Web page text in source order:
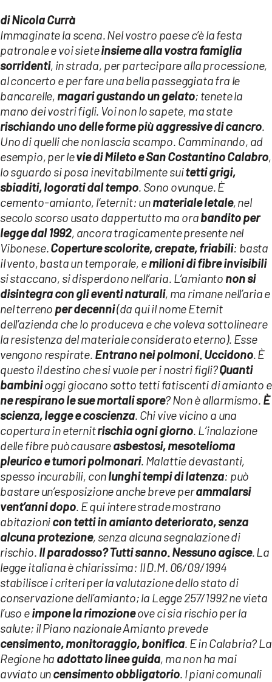
App
ANDROID
APPLE
di Nicola Currà
Immaginate la scena. Nel vostro paese c’è la festa
patronale e voi sieteinsieme alla vostra famiglia
sorridenti, in strada, per partecipare alla processione,
al concerto e per fare una bella passeggiata fra le
bancarelle, magari gustando un gelato; tenete la
mano dei vostri figli. Voi non lo sapete, ma state
rischiando uno delle forme più aggressive di cancro
Uno di quelli che non lascia scampo. Camminando, ad
esempio, per levie di Mileto e San Costantino Calabro,
lo sguardo si posa inevitabilmente suitetti grigi,
sbiaditi, logorati dal tempo . Sono ovunque. È
cemento-amianto, l’eternit: unmateriale letale, nel
secolo scorso usato dappertutto ma orabandito per
legge dal 1992, ancora tragicamente presente nel
Vibonese. Coperture scolorite, crepate, friabili: basta
il vento, basta un temporale, emilioni di fibre invisibili
si staccano, si disperdono nell’aria. L’amianto non si
disintegra con gli eventi naturali, ma rimane nell’aria e
nel terreno per decenni(da qui il nome Eternit
dell’azienda che lo produceva e che voleva sottolineare
la resistenza del materiale considerato eterno). Esse
vengono respirate. Entrano nei polmoni. Uccidono. È
questo il destino che si vuole per i nostri figli?Quanti
bambinioggi giocano sotto tetti fatiscenti di amianto e
ne respirano le sue mortali spore? Non è allarmismo. È
scienza, legge e coscienza . Chi vive vicino a una
copertura in eternitrischia ogni giorno . L’inalazione
delle fibre può causareasbestosi, mesotelioma
pleurico e tumori polmonari. Malattie devastanti,
spesso incurabili, conlunghi tempi di latenza: può
bastare un’esposizione anche breve perammalarsi
vent’anni dopo . E qui intere strade mostrano
abitazionicon tetti in amianto deteriorato, senza
alcuna protezione, senza alcuna segnalazione di
rischio. Il paradosso? Tutti sanno. Nessuno agisce. La
legge italiana è chiarissima: Il D.M. 06/09/1994
stabilisce i criteri per la valutazione dello stato di
conservazione dell’amianto; la Legge 257/1992 ne vieta
l’uso eimpone la rimozioneove ci sia rischio per la
salute; il Piano nazionale Amianto prevede
censimento, monitoraggio, bonifica . E in Calabria? La
Regione ha adottato linee guida, ma non ha mai
avviato uncensimento obbligatorio . I piani comunali